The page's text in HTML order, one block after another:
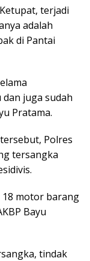
terjadi
adalah
di Pantai
juga sudah
Pratama.
Polres
tersangka
motor barang
Bayu
tindak